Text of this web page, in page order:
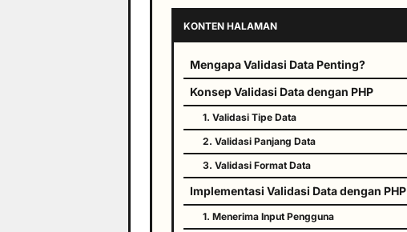
KONTEN HALAMAN
Mengapa Validasi Data Penting?
Konsep Validasi Data dengan PHP
1. Validasi Tipe Data
2. Validasi Panjang Data
3. Validasi Format Data
Implementasi Validasi Data dengan PHP
1. Menerima Input Pengguna